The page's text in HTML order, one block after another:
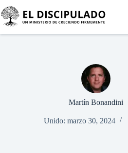
Martín Bonandini
Unido: marzo 30, 2024